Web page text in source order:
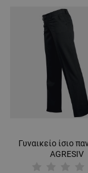
Γυναικείο ίσιο
AGRESIV